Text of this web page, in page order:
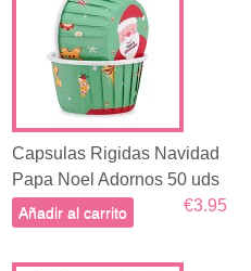
Capsulas Rigidas Navidad
Papa Noel Adornos 50 uds
€3.95
Añadir al carrito